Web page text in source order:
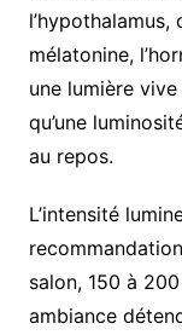
mélatonine,
une lumière
qu’une
au repos.
L’intensité
salon, 150 à
ambiance